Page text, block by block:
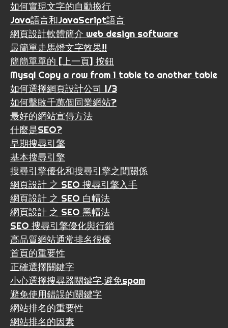
如何實現文字的自動換行
Java語言和JavaScript語言
網頁設計軟體簡介 web design software
最簡單走馬燈文字效果!!
簡簡單單的 [上一頁] 按鈕
Mysql Copy a row from 1 table to another table
如何選擇網頁設計公司 1/3
如何擊敗千萬個同業網站?
最好的網站宣傳方法
什麼是SEO?
早期搜尋引擎
基本搜尋引擎
搜尋引擎優化和搜尋引擎之間關係
網頁設計 之 SEO 搜尋引擎入手
網頁設計 之 SEO 白帽法
網頁設計 之 SEO 黑帽法
SEO 搜尋引擎優化與行銷
高品質網站通常排名很優
首頁的重要性
正確選擇關鍵字
小心選擇搜尋器關鍵字,避免spam
避免使用錯誤的關鍵字
網站排名的重要性
網站排名的因素